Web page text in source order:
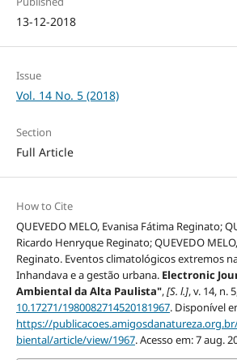
13-12-2018
Issue
Vol. 14 No. 5 (2018)
Section
Full Article
How to Cite
QUEVEDO MELO, Evanisa Fátima Reginato;
Ricardo Henryque Reginato; QUEVEDO
Reginato. Eventos climatológicos extremos
Inhandava e a gestão urbana. Electronic
Ambiental da Alta Paulista",[S. l.], v. 14, n.
10.17271/1980082714520181967. Disponível
https://
biental/article/view/1967. Acesso em: 7 aug.